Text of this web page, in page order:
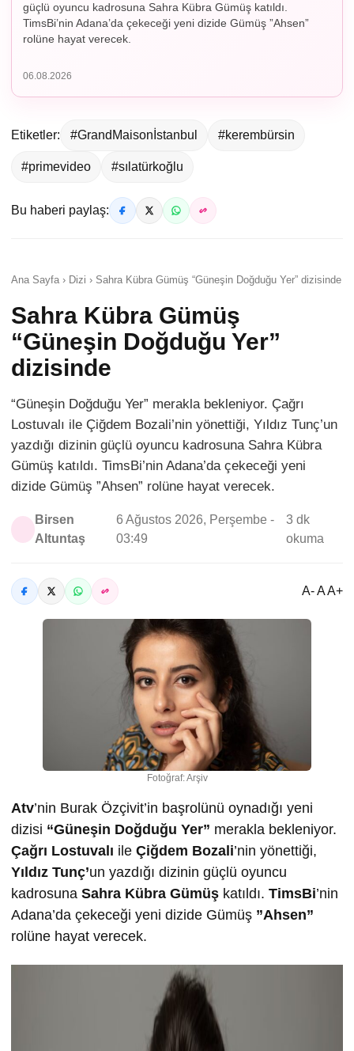
güçlü oyuncu kadrosuna Sahra Kübra Gümüş katıldı.
TimsBi’nin Adana’da çekeceği yeni dizide Gümüş ”Ahsen”
rolüne hayat verecek.
06.08.2026
Etiketler: #GrandMaisonİstanbul #kerembürsin
#primevideo #sılatürkoğlu
Bu haberi paylaş:
Ana Sayfa › Dizi › Sahra Kübra Gümüş “Güneşin Doğduğu Yer” dizisinde
Sahra Kübra Gümüş
“Güneşin Doğduğu Yer”
dizisinde
“Güneşin Doğduğu Yer” merakla bekleniyor. Çağrı
Lostuvalı ile Çiğdem Bozali’nin yönettiği, Yıldız Tunç’un
yazdığı dizinin güçlü oyuncu kadrosuna Sahra Kübra
Gümüş katıldı. TimsBi’nin Adana’da çekeceği yeni
dizide Gümüş ”Ahsen” rolüne hayat verecek.
Birsen
Altuntaş
6 Ağustos 2026, Perşembe -
03:49
3 dk
okuma
A- A A+
Fotoğraf: Arşiv
Atv’nin Burak Özçivit’in başrolünü oynadığı yeni
dizisi “Güneşin Doğduğu Yer” merakla bekleniyor.
Çağrı Lostuvalı ile Çiğdem Bozali’nin yönettiği,
Yıldız Tunç’un yazdığı dizinin güçlü oyuncu
kadrosuna Sahra Kübra Gümüş katıldı. TimsBi’nin
Adana’da çekeceği yeni dizide Gümüş ”Ahsen”
rolüne hayat verecek.